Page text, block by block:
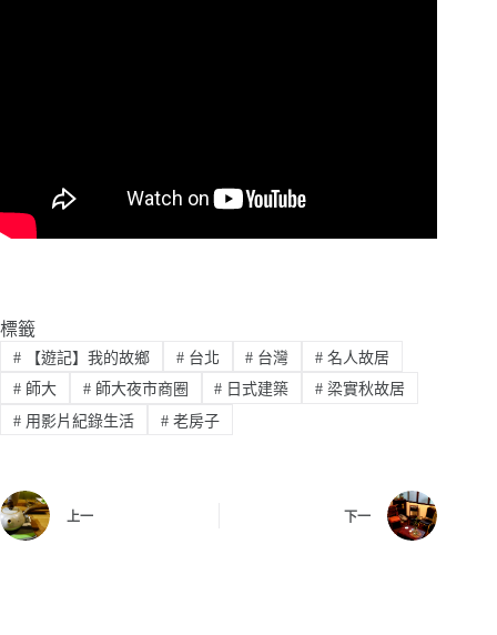
標籤
#【遊記】我的故鄉 #台北 # 台灣 # 名人故居
#師大 #師大夜市商圈 # 日式建築 # 梁實秋故居
#用影片紀錄生活 #老房子
上一 下一